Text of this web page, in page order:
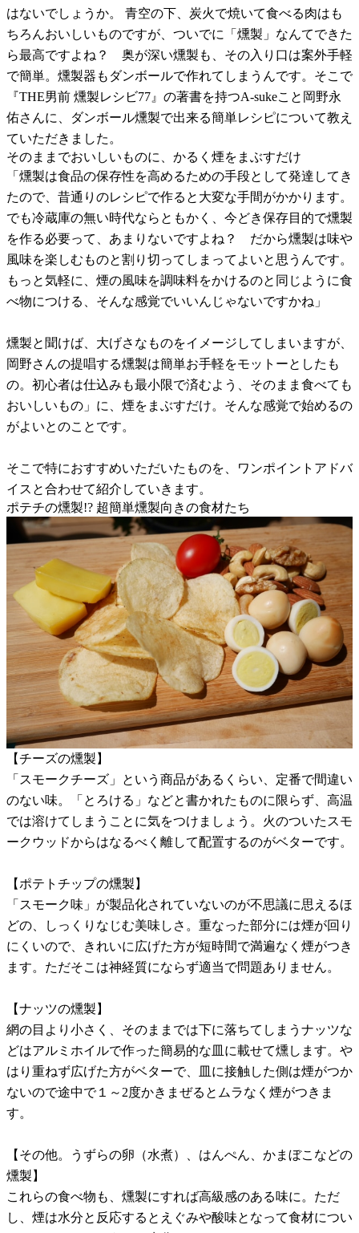
はないでしょうか。 青空の下、炭火で焼いて食べる肉はも
ちろんおいしいものですが、ついでに「燻製」なんてできた
ら最高ですよね？ 奥が深い燻製も、その入り口は案外手軽
で簡単。燻製器もダンボールで作れてしまうんです。そこで
『THE男前 燻製レシビ77』の著書を持つA-sukeこと岡野永
佑さんに、ダンボール燻製で出来る簡単レシピについて教え
ていただきました。
そのままでおいしいものに、かるく煙をまぶすだけ
「燻製は食品の保存性を高めるための手段として発達してき
たので、昔通りのレシピで作ると大変な手間がかかります。
でも冷蔵庫の無い時代ならともかく、今どき保存目的で燻製
を作る必要って、あまりないですよね？ だから燻製は味や
風味を楽しむものと割り切ってしまってよいと思うんです。
もっと気軽に、煙の風味を調味料をかけるのと同じように食
べ物につける、そんな感覚でいいんじゃないですかね」
燻製と聞けば、大げさなものをイメージしてしまいますが、
岡野さんの提唱する燻製は簡単お手軽をモットーとしたも
の。初心者は仕込みも最小限で済むよう、そのまま食べても
おいしいもの」に、煙をまぶすだけ。そんな感覚で始めるの
がよいとのことです。
そこで特におすすめいただいたものを、ワンポイントアドバ
イスと合わせて紹介していきます。
ポテチの燻製!? 超簡単燻製向きの食材たち
【チーズの燻製】
「スモークチーズ」という商品があるくらい、定番で間違い
のない味。「とろける」などと書かれたものに限らず、高温
では溶けてしまうことに気をつけましょう。火のついたスモ
ークウッドからはなるべく離して配置するのがベターです。
【ポテトチップの燻製】
「スモーク味」が製品化されていないのが不思議に思えるほ
どの、しっくりなじむ美味しさ。重なった部分には煙が回り
にくいので、きれいに広げた方が短時間で満遍なく煙がつき
ます。ただそこは神経質にならず適当で問題ありません。
【ナッツの燻製】
網の目より小さく、そのままでは下に落ちてしまうナッツな
どはアルミホイルで作った簡易的な皿に載せて燻します。や
はり重ねず広げた方がベターで、皿に接触した側は煙がつか
ないので途中で１～2度かきまぜるとムラなく煙がつきま
す。
【その他。うずらの卵（水煮）、はんぺん、かまぼこなどの
燻製】
これらの食べ物も、燻製にすれば高級感のある味に。ただ
し、煙は水分と反応するとえぐみや酸味となって食材につい